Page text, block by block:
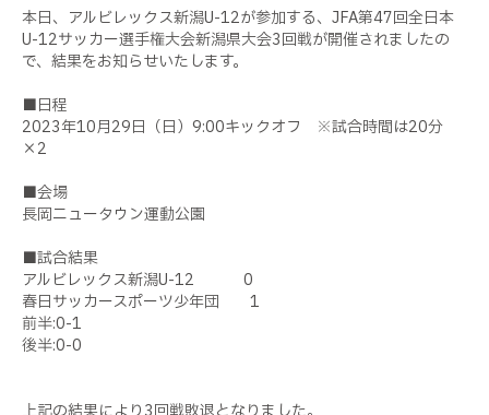
本日、アルビレックス新潟U-12が参加する、JFA第47回全日本
U-12サッカー選手権大会新潟県大会3回戦が開催されましたの
で、結果をお知らせいたします。
■日程
2023年10月29日（日）9:00キックオフ ※試合時間は20分
×2
■会場
長岡ニュータウン運動公園
■試合結果
アルビレックス新潟U-12 0
春日サッカースポーツ少年団 1
前半:0-1
後半:0-0